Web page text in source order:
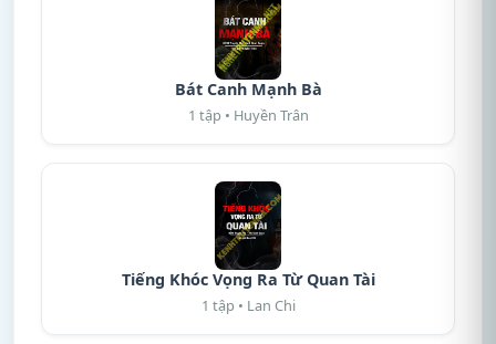
Bát Canh Mạnh Bà
1 tập • Huyền Trân
Tiếng Khóc Vọng Ra Từ Quan Tài
1 tập • Lan Chi